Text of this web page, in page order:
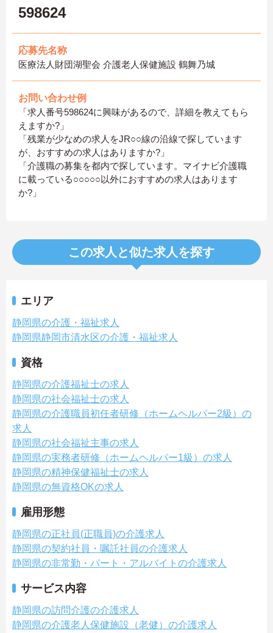
598624
応募先名称
医療法人財団湖聖会 介護老人保健施設 鶴舞乃城
お問い合わせ例
「求人番号598624に興味があるので、詳細を教えてもら
えますか?」
「残業が少なめの求人をJR○○線の沿線で探しています
が、おすすめの求人はありますか?」
「介護職の募集を都内で探しています。マイナビ介護職
に載っている○○○○○以外におすすめの求人はあります
か?」
この求人と似た求人を探す
エリア
静岡県の介護・福祉求人
静岡県静岡市清水区の介護・福祉求人
資格
静岡県の介護福祉士の求人
静岡県の社会福祉士の求人
静岡県の介護職員初任者研修（ホームヘルパー2級）の
求人
静岡県の社会福祉主事の求人
静岡県の実務者研修（ホームヘルパー1級）の求人
静岡県の精神保健福祉士の求人
静岡県の無資格OKの求人
雇用形態
静岡県の正社員(正職員)の介護求人
静岡県の契約社員・嘱託社員の介護求人
静岡県の非常勤・パート・アルバイトの介護求人
サービス内容
静岡県の訪問介護の介護求人
静岡県の介護老人保健施設（老健）の介護求人